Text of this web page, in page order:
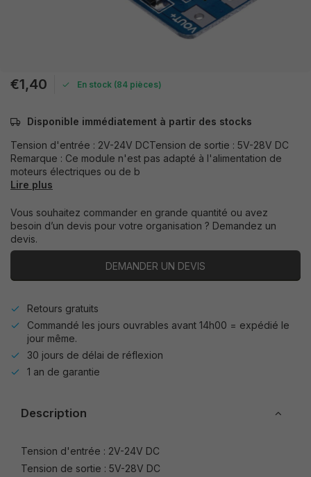
€1,40 En stock (84 pièces)
Disponible immédiatement à partir des stocks
Tension d'entrée : 2V-24V DCTension de sortie : 5V-28V DC
Remarque : Ce module n'est pas adapté à l'alimentation de
moteurs électriques ou de b
Lire plus
Vous souhaitez commander en grande quantité ou avez
besoin d’un devis pour votre organisation ? Demandez un
devis.
DEMANDER UN DEVIS
Retours gratuits
Commandé les jours ouvrables avant 14h00 = expédié le
jour même.
30 jours de délai de réflexion
1 an de garantie
Description
Tension d'entrée : 2V-24V DC
Tension de sortie : 5V-28V DC